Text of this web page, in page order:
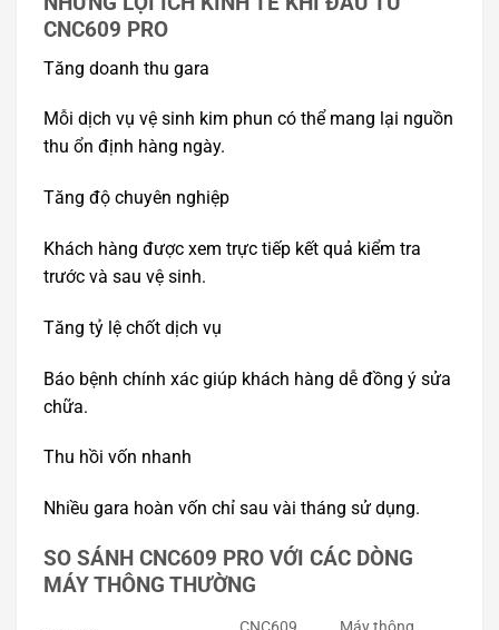
CNC609 PRO
Tăng doanh thu gara
Mỗi dịch vụ vệ sinh kim phun có thể mang lại nguồn
thu ổn định hàng ngày.
Tăng độ chuyên nghiệp
Khách hàng được xem trực tiếp kết quả kiểm tra
trước và sau vệ sinh.
Tăng tỷ lệ chốt dịch vụ
Báo bệnh chính xác giúp khách hàng dễ đồng ý sửa
chữa.
Thu hồi vốn nhanh
Nhiều gara hoàn vốn chỉ sau vài tháng sử dụng.
SO SÁNH CNC609 PRO VỚI CÁC DÒNG
MÁY THÔNG THƯỜNG